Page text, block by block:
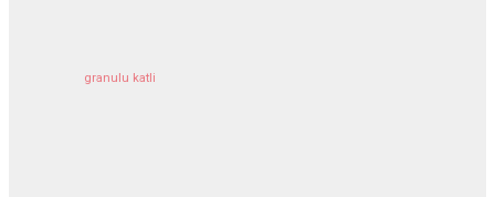
granulu katli